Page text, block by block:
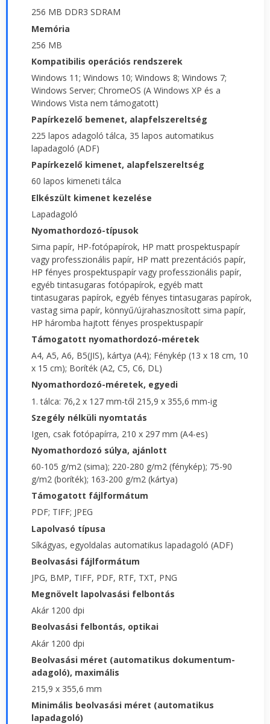
256 MB DDR3 SDRAM
Memória
256 MB
Kompatibilis operációs rendszerek
Windows 11; Windows 10; Windows 8; Windows 7;
Windows Server; ChromeOS (A Windows XP és a
Windows Vista nem támogatott)
Papírkezelő bemenet, alapfelszereltség
225 lapos adagoló tálca, 35 lapos automatikus
lapadagoló (ADF)
Papírkezelő kimenet, alapfelszereltség
60 lapos kimeneti tálca
Elkészült kimenet kezelése
Lapadagoló
Nyomathordozó-típusok
Sima papír, HP-fotópapírok, HP matt prospektuspapír
vagy professzionális papír, HP matt prezentációs papír,
HP fényes prospektuspapír vagy professzionális papír,
egyéb tintasugaras fotópapírok, egyéb matt
tintasugaras papírok, egyéb fényes tintasugaras papírok,
vastag sima papír, könnyű/újrahasznosított sima papír,
HP háromba hajtott fényes prospektuspapír
Támogatott nyomathordozó-méretek
A4, A5, A6, B5(JIS), kártya (A4); Fénykép (13 x 18 cm, 10
x 15 cm); Boríték (A2, C5, C6, DL)
Nyomathordozó-méretek, egyedi
1. tálca: 76,2 x 127 mm-től 215,9 x 355,6 mm-ig
Szegély nélküli nyomtatás
Igen, csak fotópapírra, 210 x 297 mm (A4-es)
Nyomathordozó súlya, ajánlott
60-105 g/m2 (sima); 220-280 g/m2 (fénykép); 75-90
g/m2 (boríték); 163-200 g/m2 (kártya)
Támogatott fájlformátum
PDF; TIFF; JPEG
Lapolvasó típusa
Síkágyas, egyoldalas automatikus lapadagoló (ADF)
Beolvasási fájlformátum
JPG, BMP, TIFF, PDF, RTF, TXT, PNG
Megnövelt lapolvasási felbontás
Akár 1200 dpi
Beolvasási felbontás, optikai
Akár 1200 dpi
Beolvasási méret (automatikus dokumentum-
adagoló), maximális
215,9 x 355,6 mm
Minimális beolvasási méret (automatikus
lapadagoló)